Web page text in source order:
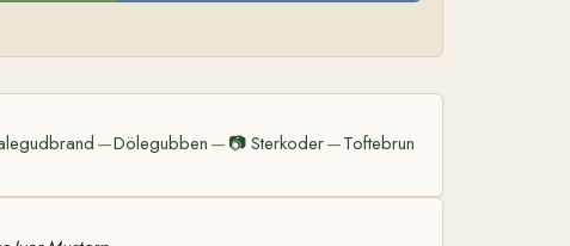
—Dölegubben — 📷Sterkoder—Toftebrun